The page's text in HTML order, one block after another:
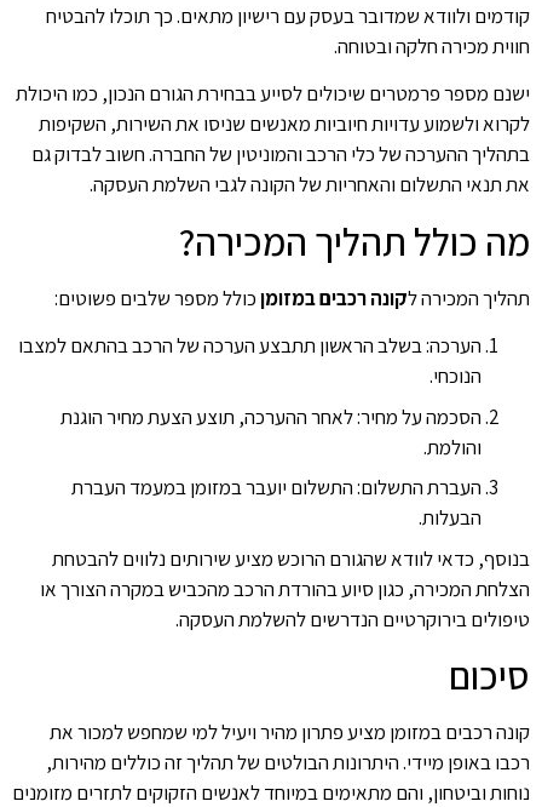
קודמים ולוודא שמדובר בעסק עם רישיון מתאים. כך תוכלו להבטיח
חווית מכירה חלקה ובטוחה.
ישנם מספר פרמטרים שיכולים לסייע בבחירת הגורם הנכון, כמו היכולת
לקרוא ולשמוע עדויות חיוביות מאנשים שניסו את השירות, השקיפות
בתהליך ההערכה של כלי הרכב והמוניטין של החברה. חשוב לבדוק גם
את תנאי התשלום והאחריות של הקונה לגבי השלמת העסקה.
מה כולל תהליך המכירה?
תהליך המכירה לקונה רכבים במזומןכולל מספר שלבים פשוטים:
הערכה: בשלב הראשון תתבצע הערכה של הרכב בהתאם למצבו
הנוכחי.
הסכמה על מחיר: לאחר ההערכה, תוצע הצעת מחיר הוגנת
והולמת.
העברת התשלום: התשלום יועבר במזומן במעמד העברת
הבעלות.
בנוסף, כדאי לוודא שהגורם הרוכש מציע שירותים נלווים להבטחת
הצלחת המכירה, כגון סיוע בהורדת הרכב מהכביש במקרה הצורך או
טיפולים בירוקרטיים הנדרשים להשלמת העסקה.
סיכום
קונה רכבים במזומן מציע פתרון מהיר ויעיל למי שמחפש למכור את
רכבו באופן מיידי. היתרונות הבולטים של תהליך זה כוללים מהירות,
נוחות וביטחון, והם מתאימים במיוחד לאנשים הזקוקים לתזרים מזומנים